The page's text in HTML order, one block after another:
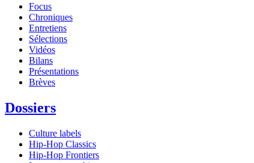
Focus
Chroniques
Entretiens
Sélections
Vidéos
Bilans
Présentations
Brèves
Dossiers
Culture labels
Hip-Hop Classics
Hip-Hop Frontiers